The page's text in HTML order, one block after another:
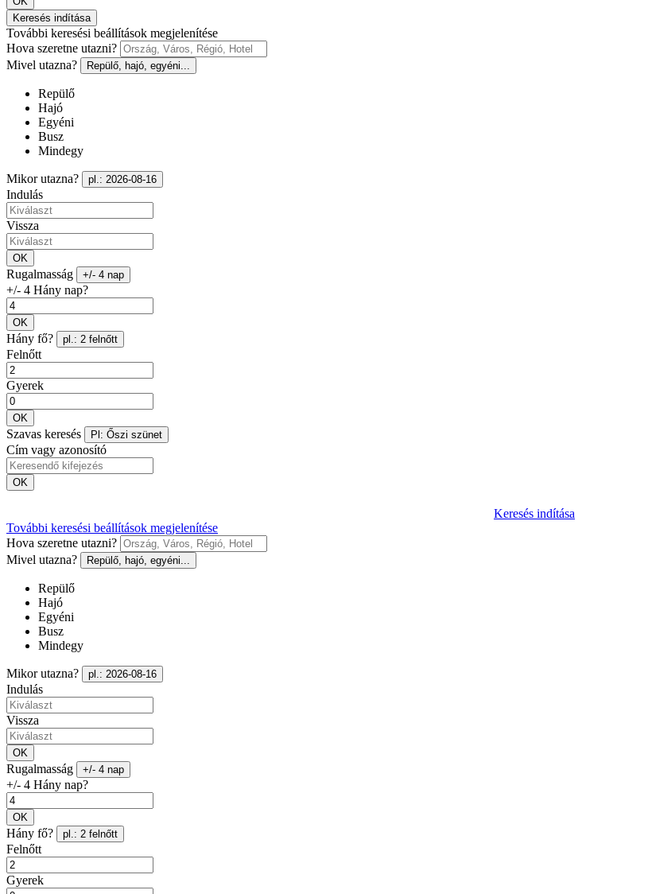
Keresés indítása
További keresési beállítások megjelenítése
Hova szeretne utazni?
Mivel utazna?
Repülő, hajó, egyéni...
Repülő
Hajó
Egyéni
Busz
Mindegy
Mikor utazna? pl.: 2026-08-16
Indulás
Vissza
OK
Rugalmasság +/- 4 nap
+/- 4 Hány nap?
OK
Hány fő? pl.: 2 felnőtt
Felnőtt
Gyerek
OK
Szavas keresés Pl: Őszi szünet
Cím vagy azonosító
OK
Keresés indítása
További keresési beállítások megjelenítése
Hova szeretne utazni?
Mivel utazna?
Repülő, hajó, egyéni...
Repülő
Hajó
Egyéni
Busz
Mindegy
Mikor utazna? pl.: 2026-08-16
Indulás
Vissza
OK
Rugalmasság +/- 4 nap
+/- 4 Hány nap?
OK
Hány fő? pl.: 2 felnőtt
Felnőtt
Gyerek